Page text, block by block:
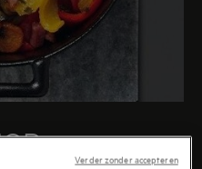
Verder zonder accepteren